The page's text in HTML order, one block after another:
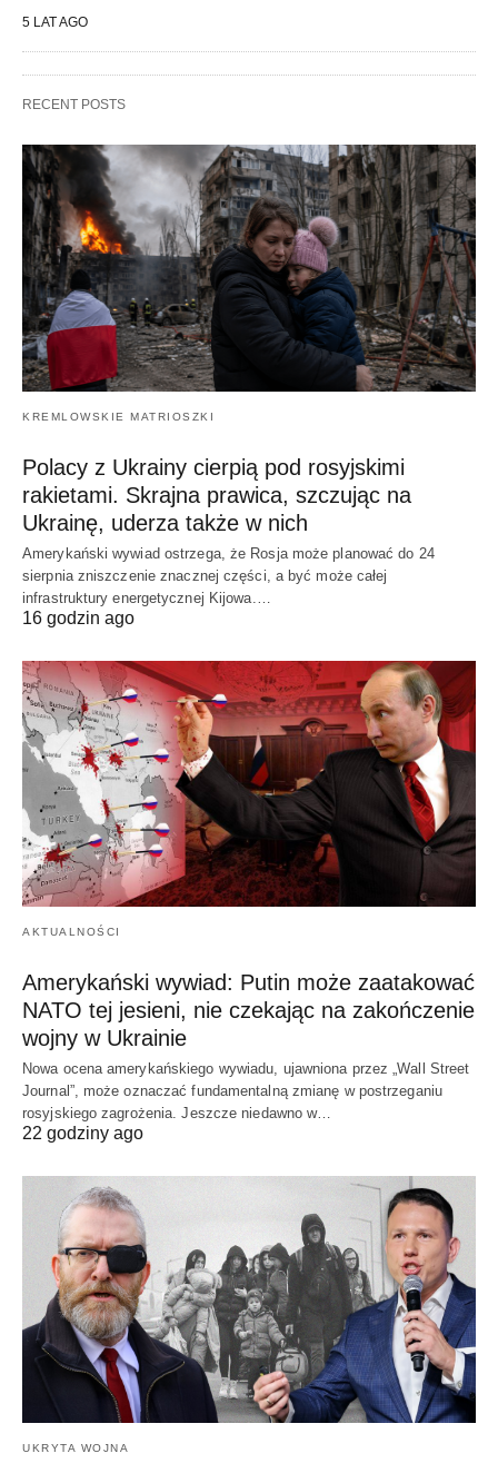
5 LAT AGO
RECENT POSTS
KREMLOWSKIE MATRIOSZKI
Polacy z Ukrainy cierpią pod rosyjskimi
rakietami. Skrajna prawica, szczując na
Ukrainę, uderza także w nich
Amerykański wywiad ostrzega, że Rosja może planować do 24
sierpnia zniszczenie znacznej części, a być może całej
infrastruktury energetycznej Kijowa.…
16 godzin ago
AKTUALNOŚCI
Amerykański wywiad: Putin może zaatakować
NATO tej jesieni, nie czekając na zakończenie
wojny w Ukrainie
Nowa ocena amerykańskiego wywiadu, ujawniona przez „Wall Street
Journal”, może oznaczać fundamentalną zmianę w postrzeganiu
rosyjskiego zagrożenia. Jeszcze niedawno w…
22 godziny ago
UKRYTA WOJNA